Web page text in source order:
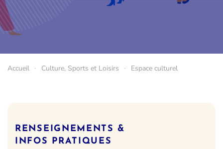
Accueil Culture, Sports et Loisirs Espace culturel
RENSEIGNEMENTS &
INFOS PRATIQUES